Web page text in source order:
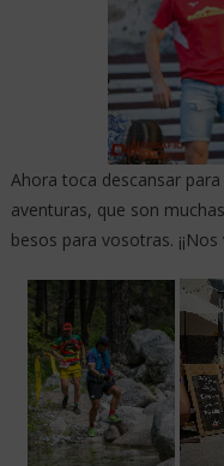
Ahora toca descansar
aventuras, que son
besos para vosotras.